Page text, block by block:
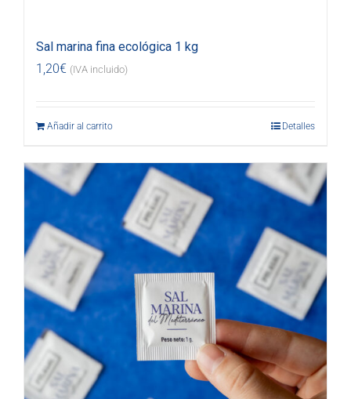
Sal marina fina ecológica 1 kg
1,20€ (IVA incluido)
Añadir al carrito Detalles